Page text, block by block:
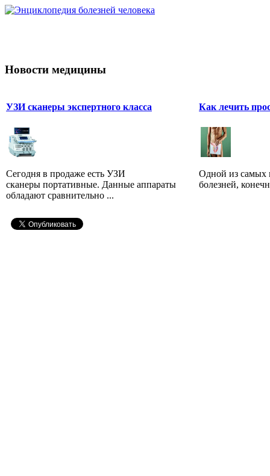
Новости медицины
УЗИ сканеры экспертного класса
Сегодня в продаже есть УЗИ
сканеры портативные. Данные аппараты
обладают сравнительно ...
Как лечить
Одной из самых
болезней,